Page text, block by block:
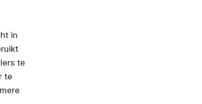
in
te
te